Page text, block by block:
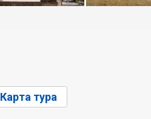
Карта тура